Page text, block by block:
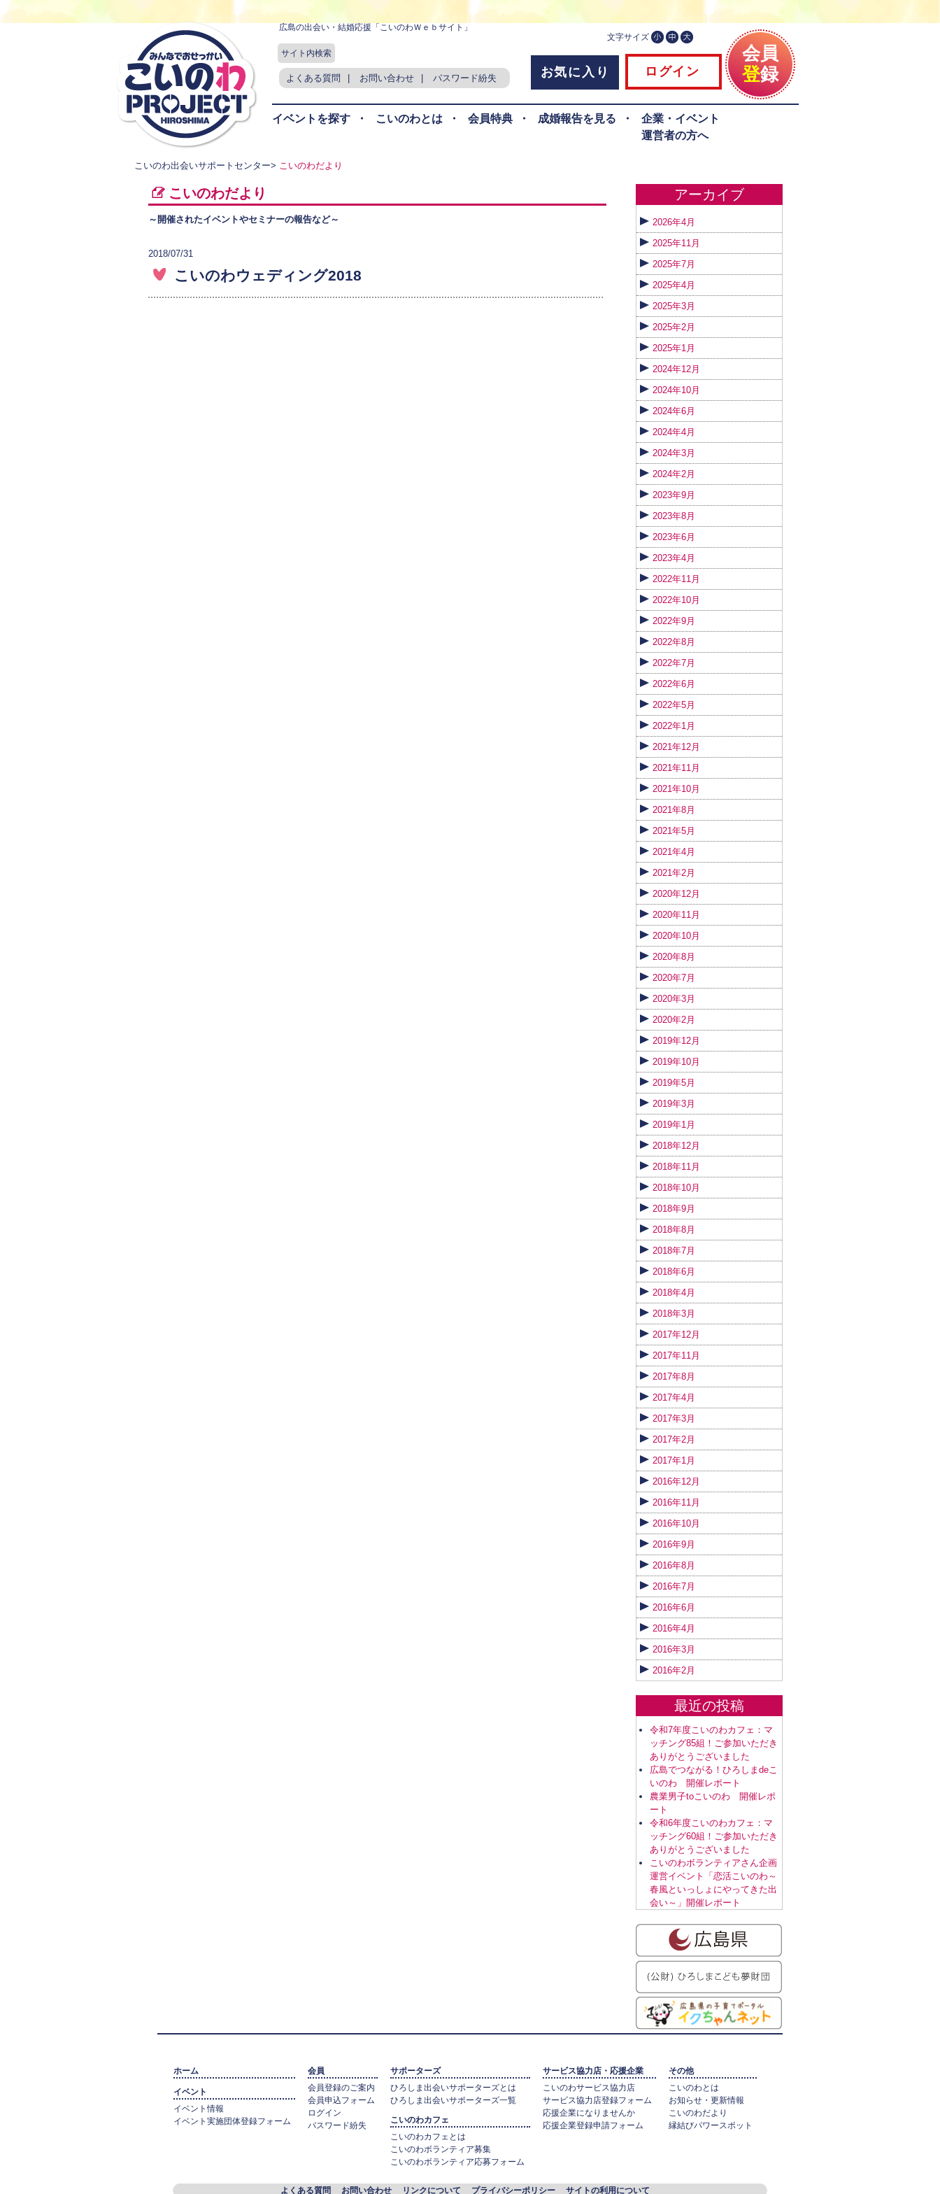
広島の出会い・結婚応援「こいのわＷｅｂサイト」
サイト内検索
文字サイズ
よくある質問 お問い合わせ パスワード紛失 お気に入り ログイン
会員
登録
イベントを探す ・ こいのわとは ・ 会員特典 ・ 成婚報告を見る ・
企業・イベント
運営者の方へ
こいのわ出会いサポートセンター> こいのわだより
こいのわだより
～開催されたイベントやセミナーの報告など～
2018/07/31
こいのわウェディング2018
アーカイブ
2026年4月
2025年11月
2025年7月
2025年4月
2025年3月
2025年2月
2025年1月
2024年12月
2024年10月
2024年6月
2024年4月
2024年3月
2024年2月
2023年9月
2023年8月
2023年6月
2023年4月
2022年11月
2022年10月
2022年9月
2022年8月
2022年7月
2022年6月
2022年5月
2022年1月
2021年12月
2021年11月
2021年10月
2021年8月
2021年5月
2021年4月
2021年2月
2020年12月
2020年11月
2020年10月
2020年8月
2020年7月
2020年3月
2020年2月
2019年12月
2019年10月
2019年5月
2019年3月
2019年1月
2018年12月
2018年11月
2018年10月
2018年9月
2018年8月
2018年7月
2018年6月
2018年4月
2018年3月
2017年12月
2017年11月
2017年8月
2017年4月
2017年3月
2017年2月
2017年1月
2016年12月
2016年11月
2016年10月
2016年9月
2016年8月
2016年7月
2016年6月
2016年4月
2016年3月
2016年2月
最近の投稿
令和7年度こいのわカフェ：マ
ッチング85組！ご参加いただき
ありがとうございました
広島でつながる！ひろしまdeこ
いのわ 開催レポート
農業男子toこいのわ 開催レポ
ート
令和6年度こいのわカフェ：マ
ッチング60組！ご参加いただき
ありがとうございました
こいのわボランティアさん企画
運営イベント「恋活こいのわ～
春風といっしょにやってきた出
会い～」開催レポート
ホーム
イベント
イベント情報
イベント実施団体登録フォーム
会員
会員登録のご案内
会員申込フォーム
ログイン
パスワード紛失
サポーターズ
ひろしま出会いサポーターズとは
ひろしま出会いサポーターズ一覧
こいのわカフェ
こいのわカフェとは
こいのわボランティア募集
こいのわボランティア応募フォーム
サービス協力店・応援企業
こいのわサービス協力店
サービス協力店登録フォーム
応援企業になりませんか
応援企業登録申請フォーム
その他
こいのわとは
お知らせ・更新情報
こいのわだより
縁結びパワースポット
よくある質問 お問い合わせ リンクについて プライバシーポリシー サイトの利用について